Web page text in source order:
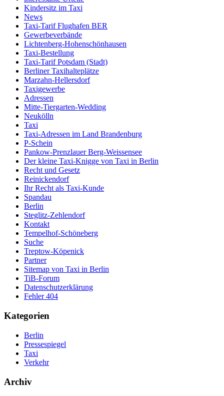
Kindersitz im Taxi
News
Taxi-Tarif Flughafen BER
Gewerbeverbände
Lichtenberg-Hohenschönhausen
Taxi-Bestellung
Taxi-Tarif Potsdam (Stadt)
Berliner Taxihalteplätze
Marzahn-Hellersdorf
Taxigewerbe
Adressen
Mitte-Tiergarten-Wedding
Neukölln
Taxi
Taxi-Adressen im Land Brandenburg
P-Schein
Pankow-Prenzlauer Berg-Weissensee
Der kleine Taxi-Knigge von Taxi in Berlin
Recht und Gesetz
Reinickendorf
Ihr Recht als Taxi-Kunde
Spandau
Berlin
Steglitz-Zehlendorf
Kontakt
Tempelhof-Schöneberg
Suche
Treptow-Köpenick
Partner
Sitemap von Taxi in Berlin
TiB-Forum
Datenschutzerklärung
Fehler 404
Kategorien
Berlin
Pressespiegel
Taxi
Verkehr
Archiv